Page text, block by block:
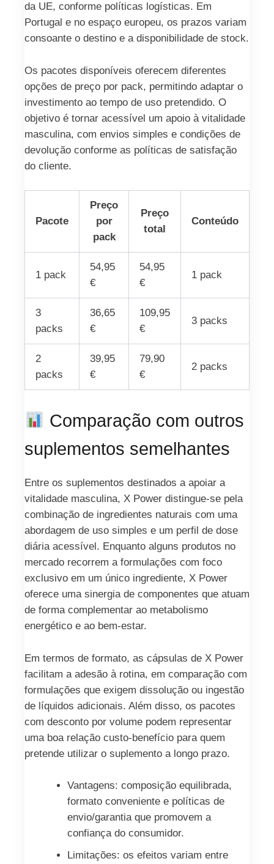
da UE, conforme políticas logísticas. Em
Portugal e no espaço europeu, os prazos variam
consoante o destino e a disponibilidade de stock.
Os pacotes disponíveis oferecem diferentes
opções de preço por pack, permitindo adaptar o
investimento ao tempo de uso pretendido. O
objetivo é tornar acessível um apoio à vitalidade
masculina, com envios simples e condições de
devolução conforme as políticas de satisfação
do cliente.
Pacote
Preço
por
pack
Preço
total
Conteúdo
1 pack
54,95
€
54,95
€
1 pack
3
packs
36,65
€
109,95
€
3 packs
2
packs
39,95
€
79,90
€
2 packs
Comparação com outros
suplementos semelhantes
Entre os suplementos destinados a apoiar a
vitalidade masculina, X Power distingue‑se pela
combinação de ingredientes naturais com uma
abordagem de uso simples e um perfil de dose
diária acessível. Enquanto alguns produtos no
mercado recorrem a formulações com foco
exclusivo em um único ingrediente, X Power
oferece uma sinergia de componentes que atuam
de forma complementar ao metabolismo
energético e ao bem‑estar.
Em termos de formato, as cápsulas de X Power
facilitam a adesão à rotina, em comparação com
formulações que exigem dissolução ou ingestão
de líquidos adicionais. Além disso, os pacotes
com desconto por volume podem representar
uma boa relação custo‑benefício para quem
pretende utilizar o suplemento a longo prazo.
Vantagens: composição equilibrada,
formato conveniente e políticas de
envio/garantia que promovem a
confiança do consumidor.
Limitações: os efeitos variam entre